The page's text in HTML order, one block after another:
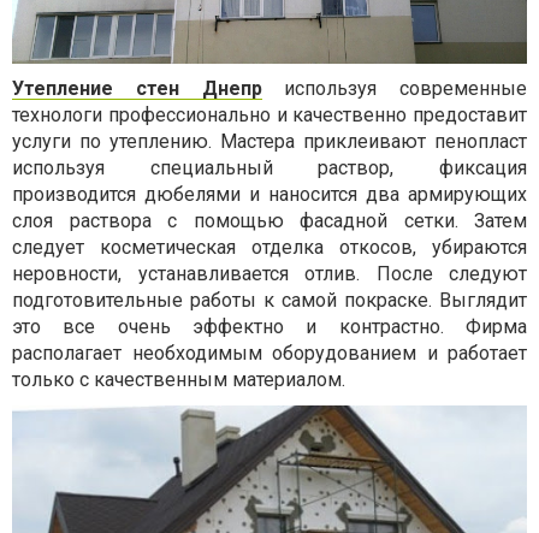
Утепление стен Днеприспользуя современные
технологи профессионально и качественно предоставит
услуги по утеплению. Мастера приклеивают пенопласт
используя специальный раствор, фиксация
производится дюбелями и наносится два армирующих
слоя раствора с помощью фасадной сетки. Затем
следует косметическая отделка откосов, убираются
неровности, устанавливается отлив. После следуют
подготовительные работы к самой покраске. Выглядит
это все очень эффектно и контрастно. Фирма
располагает необходимым оборудованием и работает
только с качественным материалом.